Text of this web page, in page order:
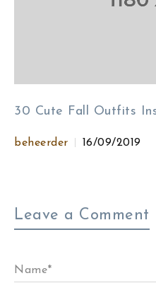
30 Cute Fall Outfits
beheerder 16/09/2019
Leave a Comment